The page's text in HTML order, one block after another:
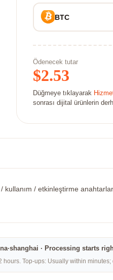
BTC
Ödenecek tutar
$2.53
Düğmeye tıklayarak
sonrası dijital ürünlerin
/ etkinleştirme
· Processing starts
Top-ups: Usually within